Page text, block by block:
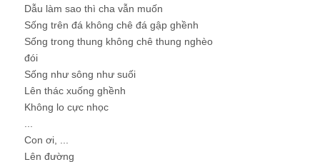
Dẫu làm sao thì cha vẫn muốn
Sống trên đá không chê đá gập ghềnh
Sống trong thung không chê thung nghèo
đói
Sống như sông như suối
Lên thác xuống ghềnh
Không lo cực nhọc
Con ơi, ...
Lên đường